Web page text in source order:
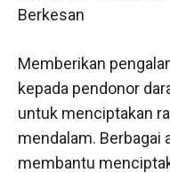
Berkesan
Memberikan
kepada pendonor
untuk menciptakan
mendalam. Berbagai
membantu